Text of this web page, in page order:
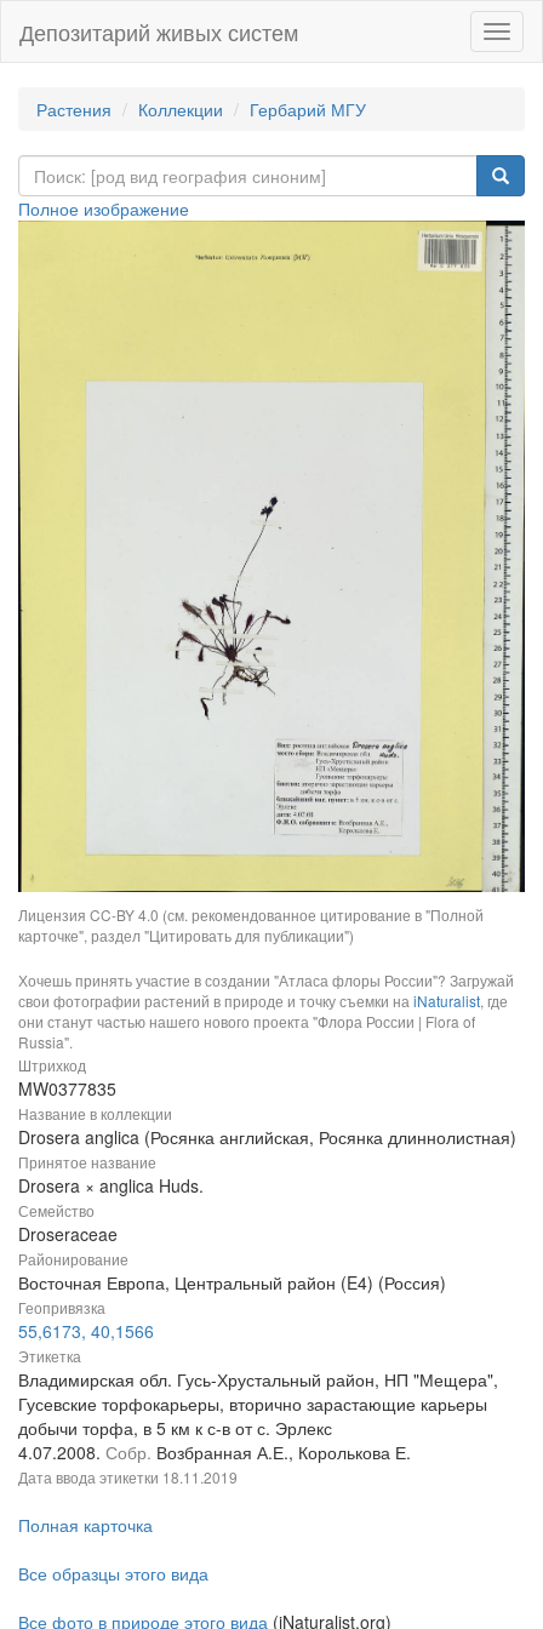
Депозитарий живых систем
Растения Коллекции Гербарий МГУ
Полное изображение
Лицензия CC-BY 4.0 (см. рекомендованное цитирование в "Полной
карточке", раздел "Цитировать для публикации")
Хочешь принять участие в создании "Атласа флоры России"? Загружай
свои фотографии растений в природе и точку съемки наiNaturalist, где
они станут частью нашего нового проекта "Флора России | Flora of
Russia".
Штрихкод
MW0377835
Название в коллекции
Drosera anglica (Росянка английская, Росянка длиннолистная)
Принятое название
Drosera × anglica Huds.
Семейство
Droseraceae
Районирование
Восточная Европа, Центральный район (E4) (Россия)
Геопривязка
55,6173, 40,1566
Этикетка
Владимирская обл. Гусь-Хрустальный район, НП "Мещера",
Гусевские торфокарьеры, вторично зарастающие карьеры
добычи торфа, в 5 км к с-в от с. Эрлекс
4.07.2008. Собр. Возбранная А.Е., Королькова Е.
Дата ввода этикетки 18.11.2019
Полная карточка
Все образцы этого вида
Все фото в природе этого вида (iNaturalist.org)